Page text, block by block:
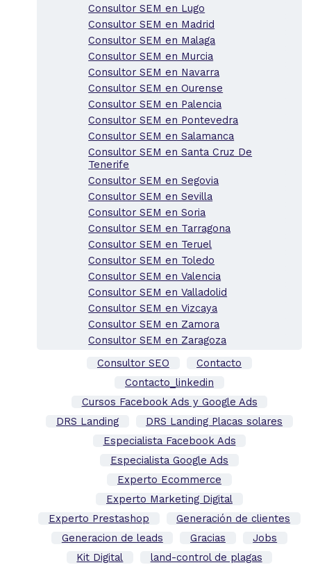
Consultor SEM en Lugo
Consultor SEM en Madrid
Consultor SEM en Malaga
Consultor SEM en Murcia
Consultor SEM en Navarra
Consultor SEM en Ourense
Consultor SEM en Palencia
Consultor SEM en Pontevedra
Consultor SEM en Salamanca
Consultor SEM en Santa Cruz De
Tenerife
Consultor SEM en Segovia
Consultor SEM en Sevilla
Consultor SEM en Soria
Consultor SEM en Tarragona
Consultor SEM en Teruel
Consultor SEM en Toledo
Consultor SEM en Valencia
Consultor SEM en Valladolid
Consultor SEM en Vizcaya
Consultor SEM en Zamora
Consultor SEM en Zaragoza
Consultor SEO
Contacto
Contacto_linkedin
Cursos Facebook Ads y Google Ads
DRS Landing
DRS Landing Placas solares
Especialista Facebook Ads
Especialista Google Ads
Experto Ecommerce
Experto Marketing Digital
Experto Prestashop
Generación de clientes
Generacion de leads
Gracias
Jobs
Kit Digital
land-control de plagas